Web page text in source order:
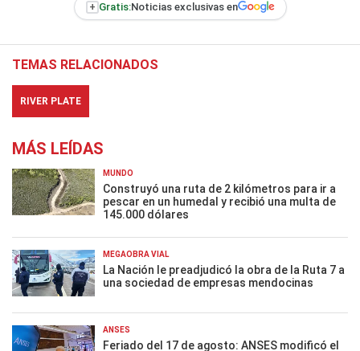
+ Gratis:Noticias exclusivas en
TEMAS RELACIONADOS
RIVER PLATE
MÁS LEÍDAS
MUNDO
Construyó una ruta de 2 kilómetros para ir a
pescar en un humedal y recibió una multa de
145.000 dólares
MEGAOBRA VIAL
La Nación le preadjudicó la obra de la Ruta 7 a
una sociedad de empresas mendocinas
ANSES
Feriado del 17 de agosto: ANSES modificó el